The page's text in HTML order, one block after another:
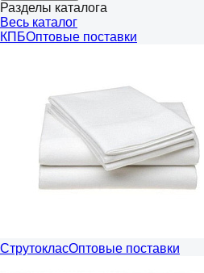
Разделы каталога
Весь каталог
КПБОптовые поставки
СтрутокласОптовые поставки